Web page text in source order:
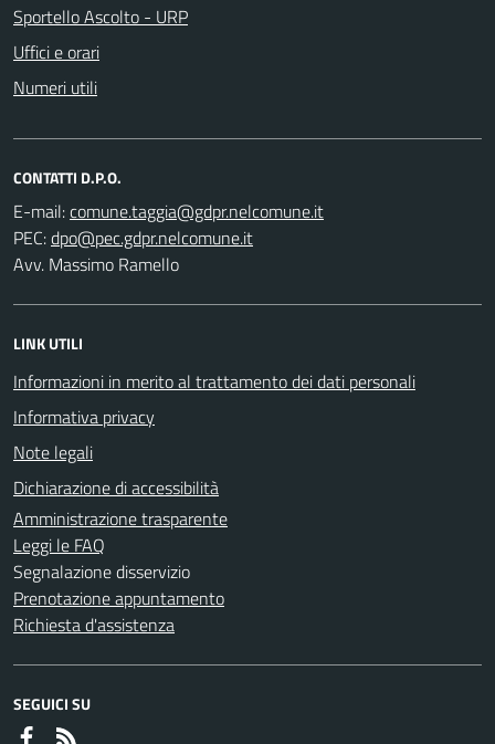
Sportello Ascolto - URP
Uffici e orari
Numeri utili
CONTATTI D.P.O.
E-mail:
PEC:
Avv. Massimo Ramello
LINK UTILI
Informazioni in merito al trattamento dei dati personali
Informativa privacy
Note legali
Dichiarazione di accessibilità
Amministrazione trasparente
Leggi le FAQ
Segnalazione disservizio
Prenotazione appuntamento
Richiesta d'assistenza
SEGUICI SU